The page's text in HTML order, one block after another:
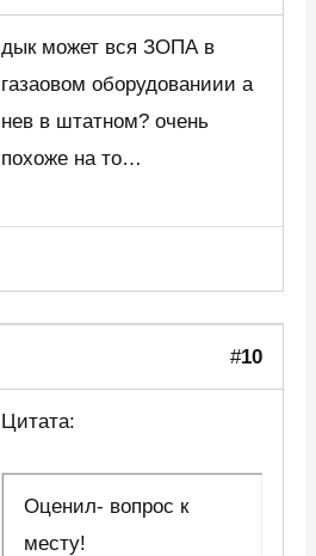
дык может вся ЗОПА в
газаовом оборудованиии а
нев в штатном? очень
похоже на то…
#10
Цитата:
Оценил- вопрос к
месту!